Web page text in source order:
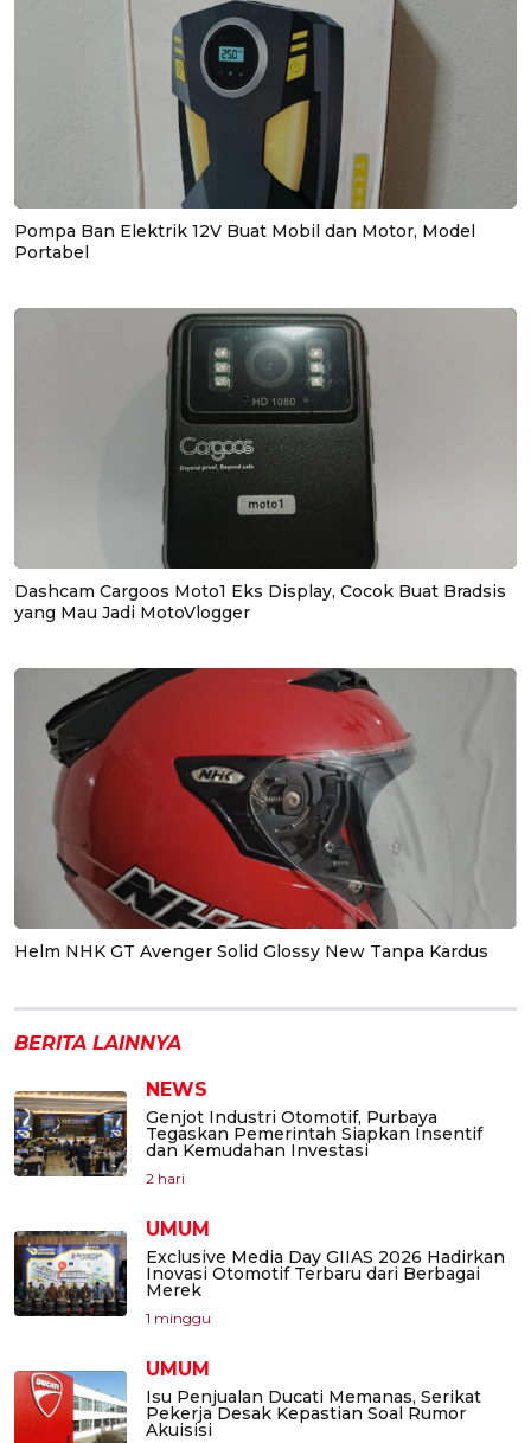
Pompa Ban Elektrik 12V Buat Mobil dan Motor, Model
Portabel
Dashcam Cargoos Moto1 Eks Display, Cocok Buat Bradsis
yang Mau Jadi MotoVlogger
Helm NHK GT Avenger Solid Glossy New Tanpa Kardus
BERITA LAINNYA
NEWS
Genjot Industri Otomotif, Purbaya
Tegaskan Pemerintah Siapkan Insentif
dan Kemudahan Investasi
2 hari
UMUM
Exclusive Media Day GIIAS 2026 Hadirkan
Inovasi Otomotif Terbaru dari Berbagai
Merek
1 minggu
UMUM
Isu Penjualan Ducati Memanas, Serikat
Pekerja Desak Kepastian Soal Rumor
Akuisisi